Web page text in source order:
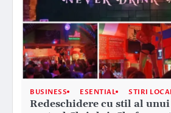
BUSINESS ESENTIAL STIRI
Redeschidere cu stil al